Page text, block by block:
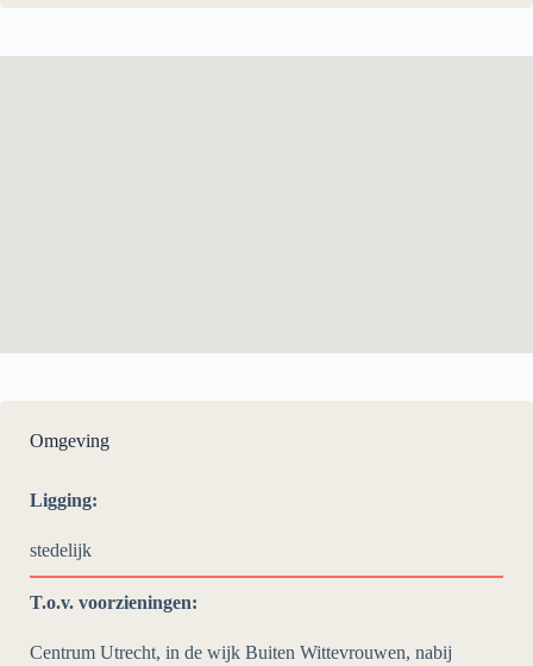
Omgeving
Ligging:
stedelijk
T.o.v. voorzieningen:
Centrum Utrecht, in de wijk Buiten Wittevrouwen, nabij